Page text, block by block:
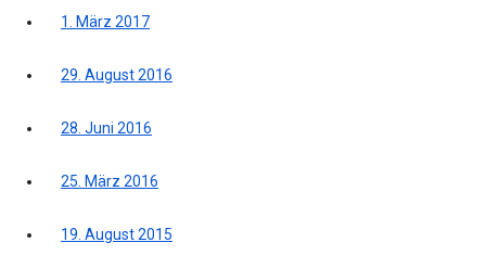
1. März 2017
29. August 2016
28. Juni 2016
25. März 2016
19. August 2015